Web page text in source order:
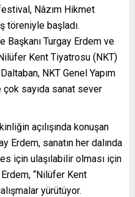
Nâzım Hikmet
töreniyle başladı.
Başkanı Turgay Erdem ve
Kent Tiyatrosu (NKT)
NKT Genel Yapım
sayıda sanat sever
açılışında konuşan
Erdem, sanatın her dalında
için ulaşılabilir olması için
“Nilüfer Kent
yürütüyor.